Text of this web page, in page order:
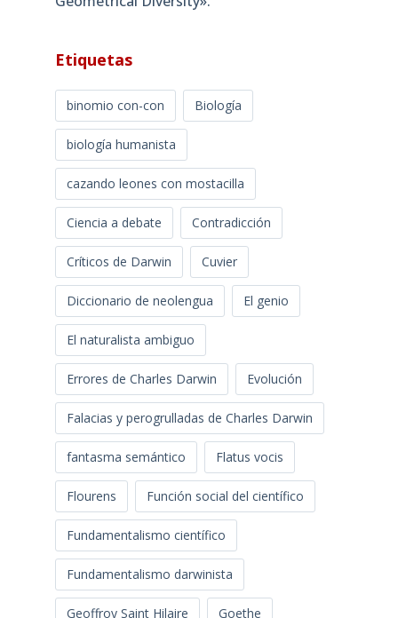
Etiquetas
binomio con-con Biología
biología humanista
cazando leones con mostacilla
Ciencia a debate Contradicción
Críticos de Darwin Cuvier
Diccionario de neolengua El genio
El naturalista ambiguo
Errores de Charles Darwin Evolución
Falacias y perogrulladas de Charles Darwin
fantasma semántico Flatus vocis
Flourens Función social del científico
Fundamentalismo científico
Fundamentalismo darwinista
Geoffroy Saint Hilaire Goethe